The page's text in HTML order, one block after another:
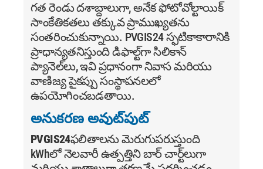
గత రెండు దశాబ్దాలుగా, అనేక ఫోటోవోల్టాయిక్
సాంకేతికతలు తక్కువ ప్రాముఖ్యతను
సంతరించుకున్నాయి. PVGIS24 స్ఫటికాకారానికి
ప్రాధాన్యతనిస్తుంది డిఫాల్ట్‌గా సిలికాన్
ప్యానెల్‌లు, ఇవి ప్రధానంగా నివాస మరియు
వాణిజ్య పైకప్పు సంస్థాపనలలో
ఉపయోగించబడతాయి.
అనుకరణ అవుట్‌పుట్
PVGIS24ఫలితాలను మెరుగుపరుస్తుంది
kWhలో నెలవారీ ఉత్పత్తిని బార్ చార్ట్‌లుగా